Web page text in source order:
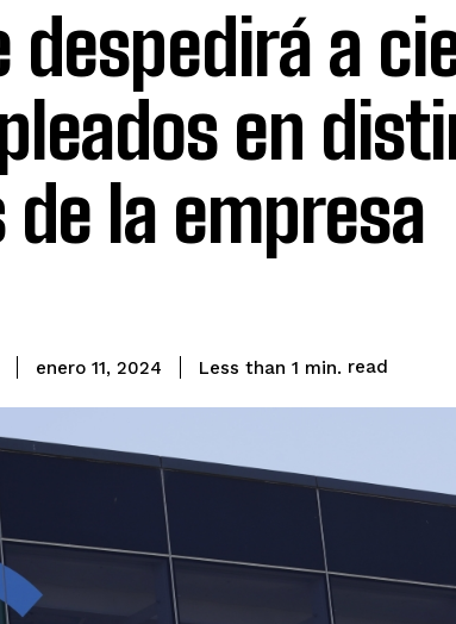
despedirá a
en
la empresa
enero 11, 2024 Less than 1 min. read